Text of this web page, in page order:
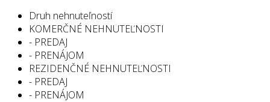
Druh nehnuteľností
KOMERČNÉ NEHNUTEĽNOSTI
- PREDAJ
- PRENÁJOM
REZIDENČNÉ NEHNUTEĽNOSTI
- PREDAJ
- PRENÁJOM